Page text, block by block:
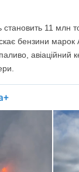
становить 11 млн
бензини марок
авіаційний